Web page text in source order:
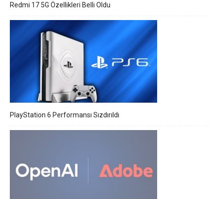
Redmi 17 5G Özellikleri Belli Oldu
PlayStation 6 Performansı Sızdırıldı